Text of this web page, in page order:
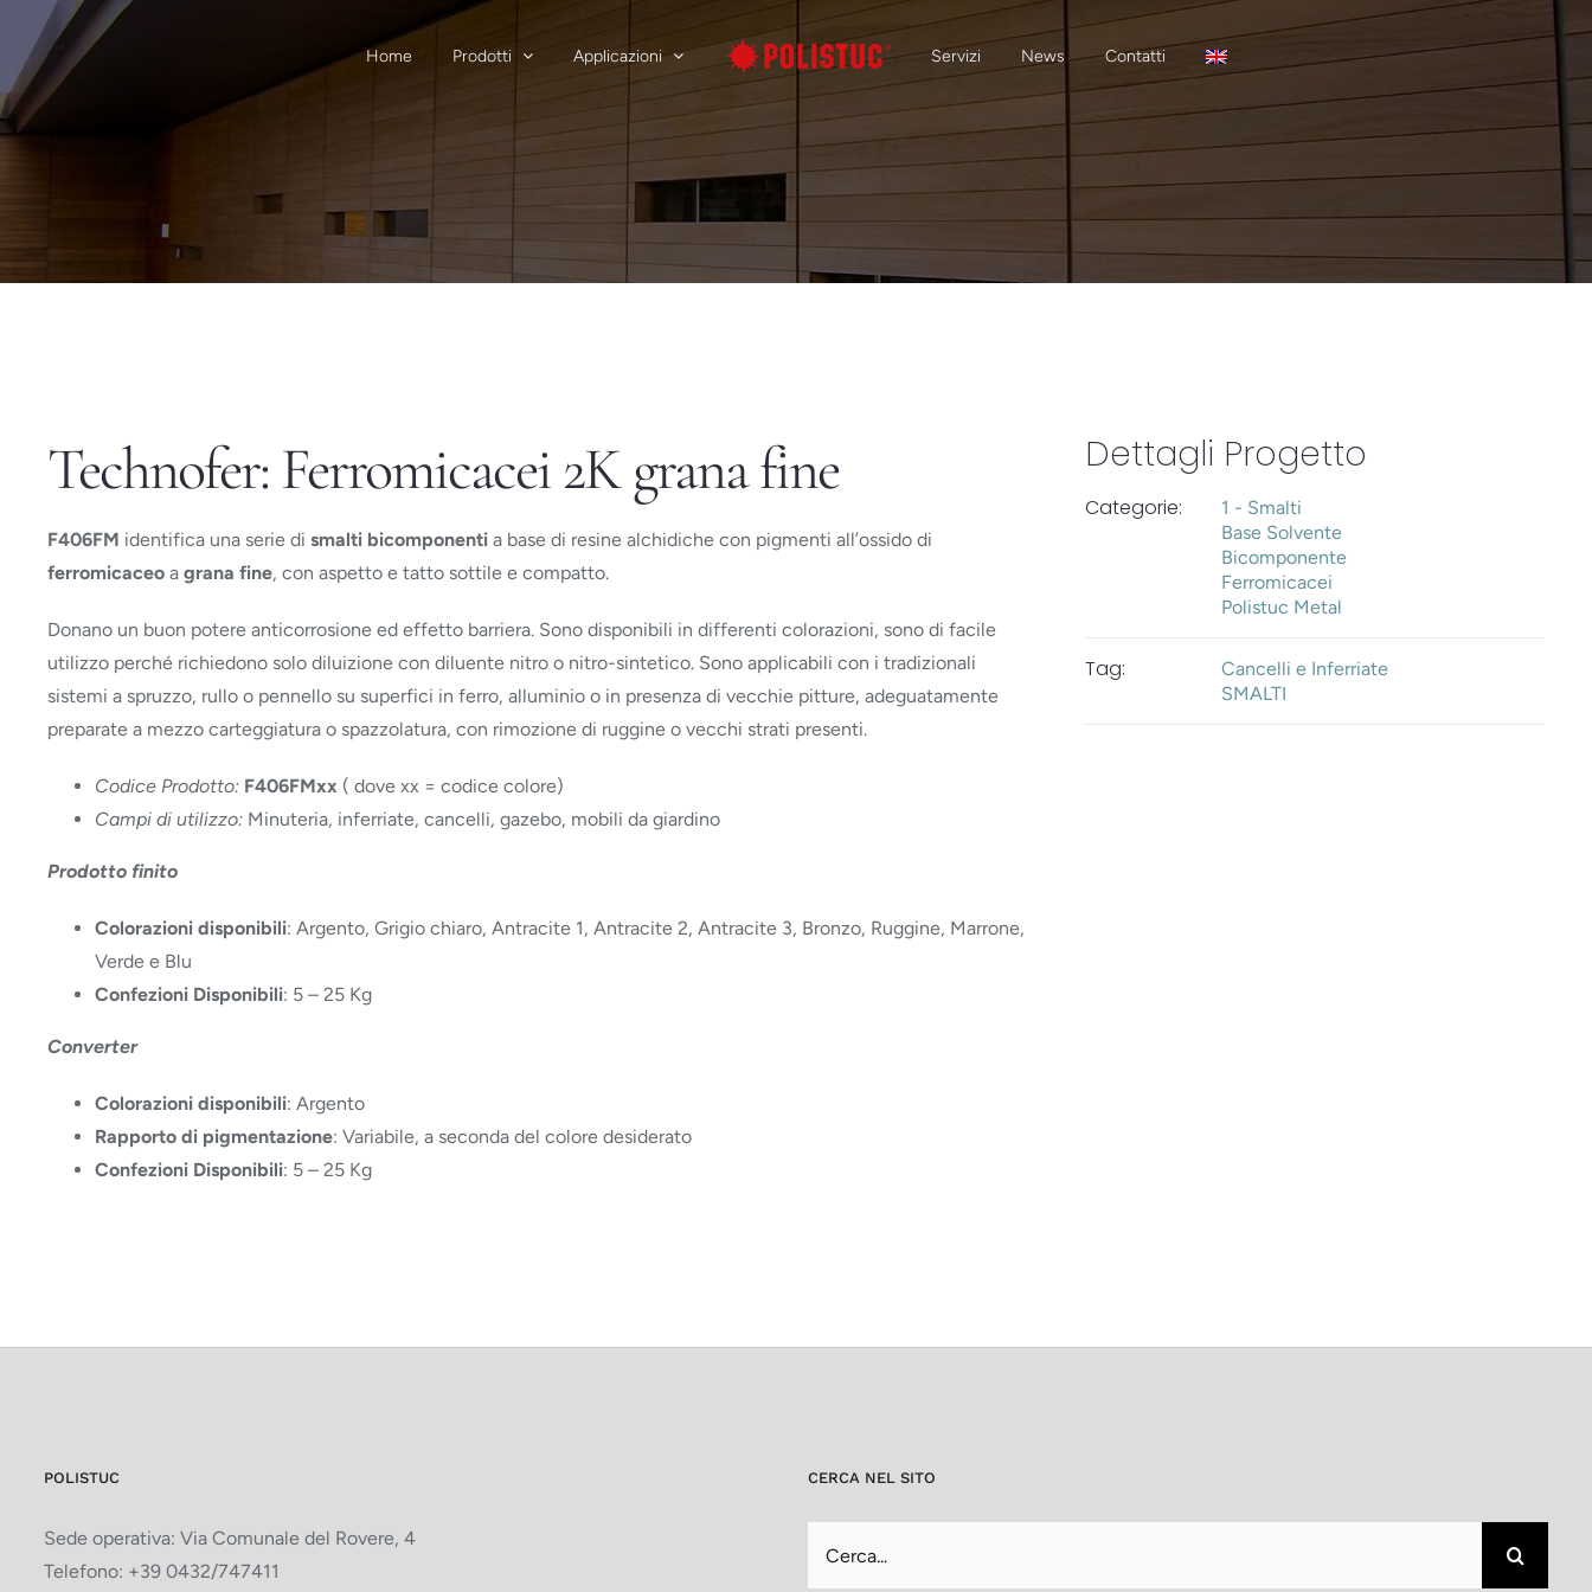
contenuto
Home Prodotti Applicazioni Servizi News Contatti
Technofer: Ferromicacei 2K grana fine
F406FM identifica una serie di smalti bicomponentia base di resine alchidiche con pigmenti all’ossido di
ferromicaceoa grana fine, con aspetto e tatto sottile e compatto.
Donano un buon potere anticorrosione ed effetto barriera. Sono disponibili in differenti colorazioni, sono di facile
utilizzo perché richiedono solo diluizione con diluente nitro o nitro-sintetico. Sono applicabili con i tradizionali
sistemi a spruzzo, rullo o pennello su superfici in ferro, alluminio o in presenza di vecchie pitture, adeguatamente
preparate a mezzo carteggiatura o spazzolatura, con rimozione di ruggine o vecchi strati presenti.
Codice Prodotto: F406FMxx ( dove xx = codice colore)
Campi di utilizzo:Minuteria, inferriate, cancelli, gazebo, mobili da giardino
Prodotto finito
Colorazioni disponibili: Argento, Grigio chiaro, Antracite 1, Antracite 2, Antracite 3, Bronzo, Ruggine, Marrone,
Verde e Blu
Confezioni Disponibili: 5 – 25 Kg
Converter
Colorazioni disponibili: Argento
Rapporto di pigmentazione: Variabile, a seconda del colore desiderato
Confezioni Disponibili: 5 – 25 Kg
Dettagli Progetto
Categorie:
1 - Smalti
Base Solvente
Bicomponente
Ferromicacei
Polistuc Metal
Tag:
Cancelli e Inferriate
SMALTI
POLISTUC
Sede operativa: Via Comunale del Rovere, 4
Telefono: +39 0432/747411
CERCA NEL SITO
per: